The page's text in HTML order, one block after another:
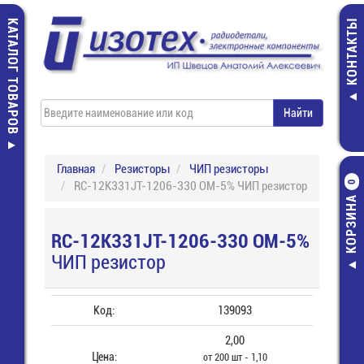
КАТАЛОГ ТОВАРОВ КОНТАКТЫ
КОРЗИНА
0
Главная Резисторы
ЧИП резисторы
RC-12K331JT-1206-330 ОМ-5% ЧИП резистор
RC-12K331JT-1206-330 ОМ-5%
ЧИП резистор
Код: 139093
Цена:
2,00
от 200 шт - 1,10